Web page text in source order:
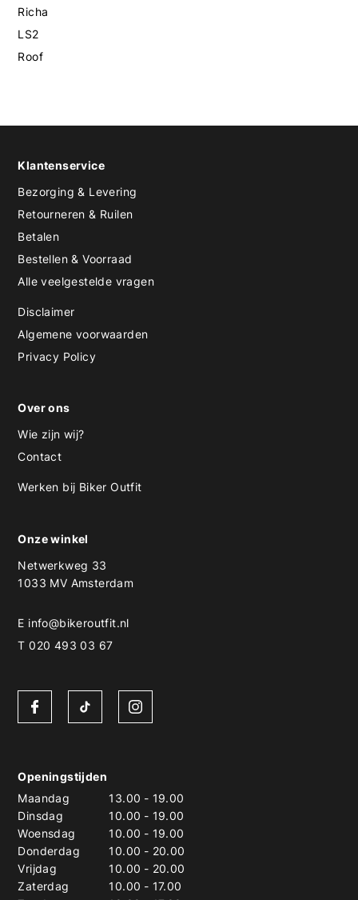
Richa
LS2
Roof
Klantenservice
Bezorging & Levering
Retourneren & Ruilen
Betalen
Bestellen & Voorraad
Alle veelgestelde vragen
Disclaimer
Algemene voorwaarden
Privacy Policy
Over ons
Wie zijn wij?
Contact
Werken bij Biker Outfit
Onze winkel
Netwerkweg 33
1033 MV Amsterdam
E info@bikeroutfit.nl
T 020 493 03 67
Openingstijden
Maandag
13.00 - 19.00
Dinsdag
10.00 - 19.00
Woensdag
10.00 - 19.00
Donderdag
10.00 - 20.00
Vrijdag
10.00 - 20.00
Zaterdag
10.00 - 17.00